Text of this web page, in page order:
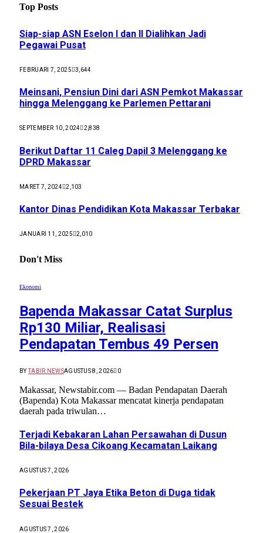
Top Posts
Siap-siap ASN Eselon I dan II Dialihkan Jadi
Pegawai Pusat
FEBRUARI 7, 2025 3,644
Meinsani, Pensiun Dini dari ASN Pemkot Makassar
hingga Melenggang ke Parlemen Pettarani
SEPTEMBER 10, 2024 2,838
Berikut Daftar 11 Caleg Dapil 3 Melenggang ke
DPRD Makassar
MARET 7, 2024 2,103
Kantor Dinas Pendidikan Kota Makassar Terbakar
JANUARI 11, 2025 2,010
Don't Miss
Ekonomi
Bapenda Makassar Catat Surplus
Rp130 Miliar, Realisasi
Pendapatan Tembus 49 Persen
BY TABIR NEWSAGUSTUS 8, 2026 0
Makassar, Newstabir.com — Badan Pendapatan Daerah
(Bapenda) Kota Makassar mencatat kinerja pendapatan
daerah pada triwulan…
Terjadi Kebakaran Lahan Persawahan di Dusun
Bila-bilaya Desa Cikoang Kecamatan Laikang
AGUSTUS 7, 2026
Pekerjaan PT Jaya Etika Beton di Duga tidak
Sesuai Bestek
AGUSTUS 7, 2026